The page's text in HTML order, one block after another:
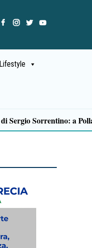
Lifestyle